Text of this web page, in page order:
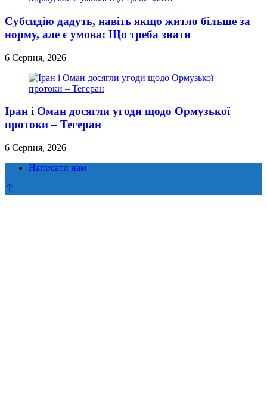
Субсидію дадуть, навіть якщо житло більше за
норму, але є умова: Що треба знати
6 Серпня, 2026
Іран і Оман досягли угоди щодо Ормузької
протоки – Тегеран
6 Серпня, 2026
Написати нам
Прокрутка
до